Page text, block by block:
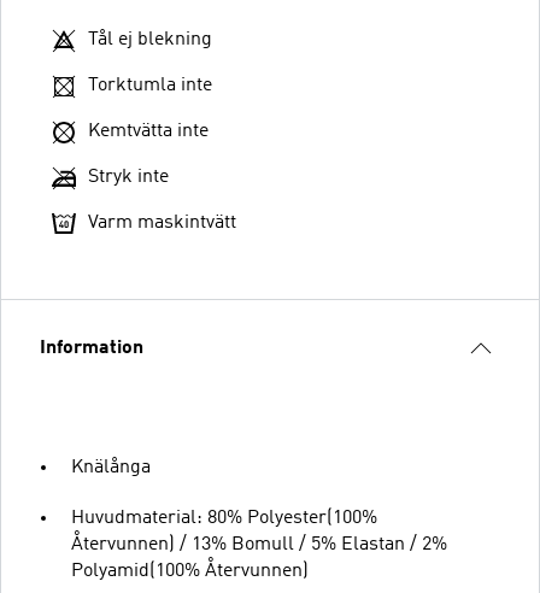
Tål ej blekning
Torktumla inte
Kemtvätta inte
Stryk inte
Varm maskintvätt
Information
Knälånga
Huvudmaterial: 80% Polyester(100%
Återvunnen) / 13% Bomull / 5% Elastan / 2%
Polyamid(100% Återvunnen)